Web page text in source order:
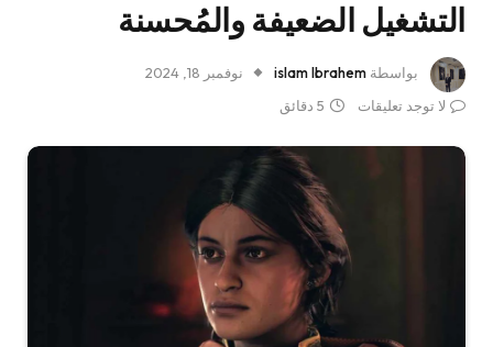
التشغيل الضعيفة والمُحسنة
بواسطة islam Ibrahem
نوفمبر 18, 2024
لا توجد تعليقات
5 دقائق